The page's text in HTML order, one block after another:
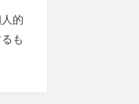
的
も